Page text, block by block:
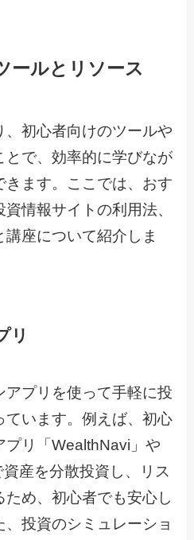
ールとリソース
初心者向けのツールや
とで、効率的に学びなが
きます。ここでは、おす
情報サイトの利用法、
座について紹介しま
リ
プリを使って手軽に投
ています。例えば、初心
プリ「WealthNavi」や
資産を分散投資し、リス
め、初心者でも安心し
投資のシミュレーショ